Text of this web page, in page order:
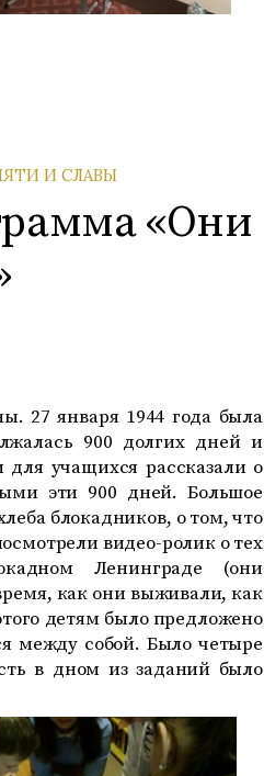
И СЛАВЫ
«Они
27 января 1944 года была
900 долгих дней и
учащихся рассказали о
эти 900 дней. Большое
блокадников, о том, что
видео-ролик о тех
Ленинграде (они
как они выживали, как
детям было предложено
между собой. Было четыре
в дном из заданий было